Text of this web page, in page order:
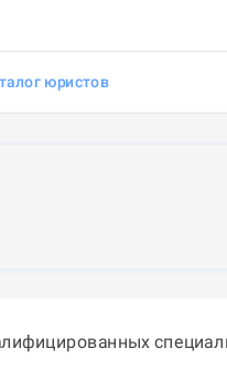
юристов